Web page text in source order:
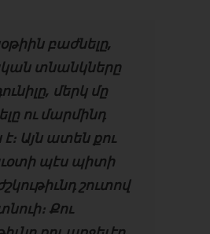
բաժնելը,
տնանկները
մերկ մը
ու մարմինդ
Այն ատեն քու
պէս պիտի
շուտով
Քու